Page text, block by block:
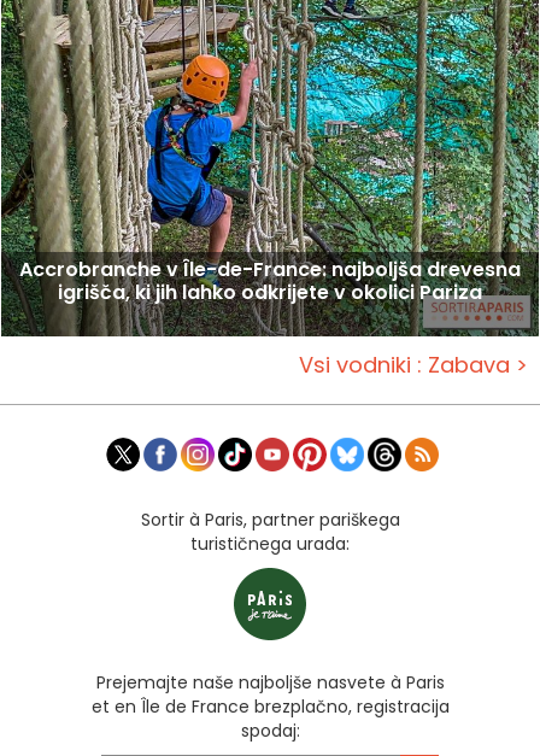
Accrobranche v Île-de-France: najboljša drevesna
igrišča, ki jih lahko odkrijete v okolici Pariza
Vsi vodniki : Zabava >
Sortir à Paris, partner pariškega
turističnega urada:
Prejemajte naše najboljše nasvete à Paris
et en Île de France brezplačno, registracija
spodaj: